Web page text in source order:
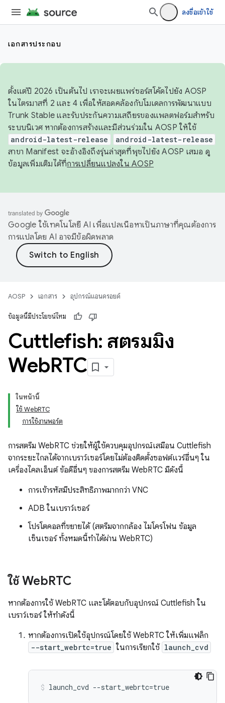
ลงชื่อเข้าใช้
เอกสารประกอบ
ตั้งแต่ปี 2026 เป็นต้นไป เราจะเผยแพร่ซอร์สโค้ดไปยัง AOSP
ในไตรมาสที่ 2 และ 4 เพื่อให้สอดคล้องกับโมเดลการพัฒนาแบบ
Trunk Stable และรับประกันความเสถียรของแพลตฟอร์มสำหรับ
ระบบนิเวศ หากต้องการสร้างและมีส่วนร่วมใน AOSP ให้ใช้
android-latest-release android-latest-release
สาขา Manifest จะอ้างอิงถึงรุ่นล่าสุดที่พุชไปยัง AOSP เสมอ ดู
ข้อมูลเพิ่มเติมได้ที่การเปลี่ยนแปลงใน AOSP
Google ใช้เทคโนโลยี AI เพื่อแปลเนื้อหาเป็นภาษาที่คุณต้องการ
การแปลโดย AI อาจมีข้อผิดพลาด
AOSP เอกสาร อุปกรณ์แอนดรอยด์
ข้อมูลนี้มีประโยชน์ไหม
Cuttlefish: สตรีมมิง
WebRTC
ในหน้านี้
ใช้ WebRTC
การใช้งานพอร์ต
การสตรีม WebRTC ช่วยให้ผู้ใช้ควบคุมอุปกรณ์เสมือน Cuttlefish
จากระยะไกลได้จากเบราว์เซอร์โดยไม่ต้องติดตั้งซอฟต์แวร์อื่นๆ ใน
เครื่องไคลเอ็นต์ ข้อดีอื่นๆ ของการสตรีม WebRTC มีดังนี้
การเข้ารหัสมีประสิทธิภาพมากกว่า VNC
ADB ในเบราว์เซอร์
โปรโตคอลที่ขยายได้ (สตรีมจากกล้อง ไมโครโฟน ข้อมูล
เซ็นเซอร์ ทั้งหมดนี้ทำได้ผ่าน WebRTC)
ใช้ WebRTC
หากต้องการใช้ WebRTC และโต้ตอบกับอุปกรณ์ Cuttlefish ใน
เบราว์เซอร์ ให้ทำดังนี้
หากต้องการเปิดใช้อุปกรณ์โดยใช้ WebRTC ให้เพิ่มแฟล็ก
--start_webrtc=true ในการเรียกใช้ launch_cvd